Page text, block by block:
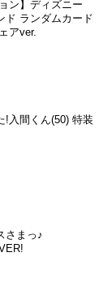
ン】ディズニー
ド ランダムカード
アver.
!入間くん(50) 特装
さまっ♪